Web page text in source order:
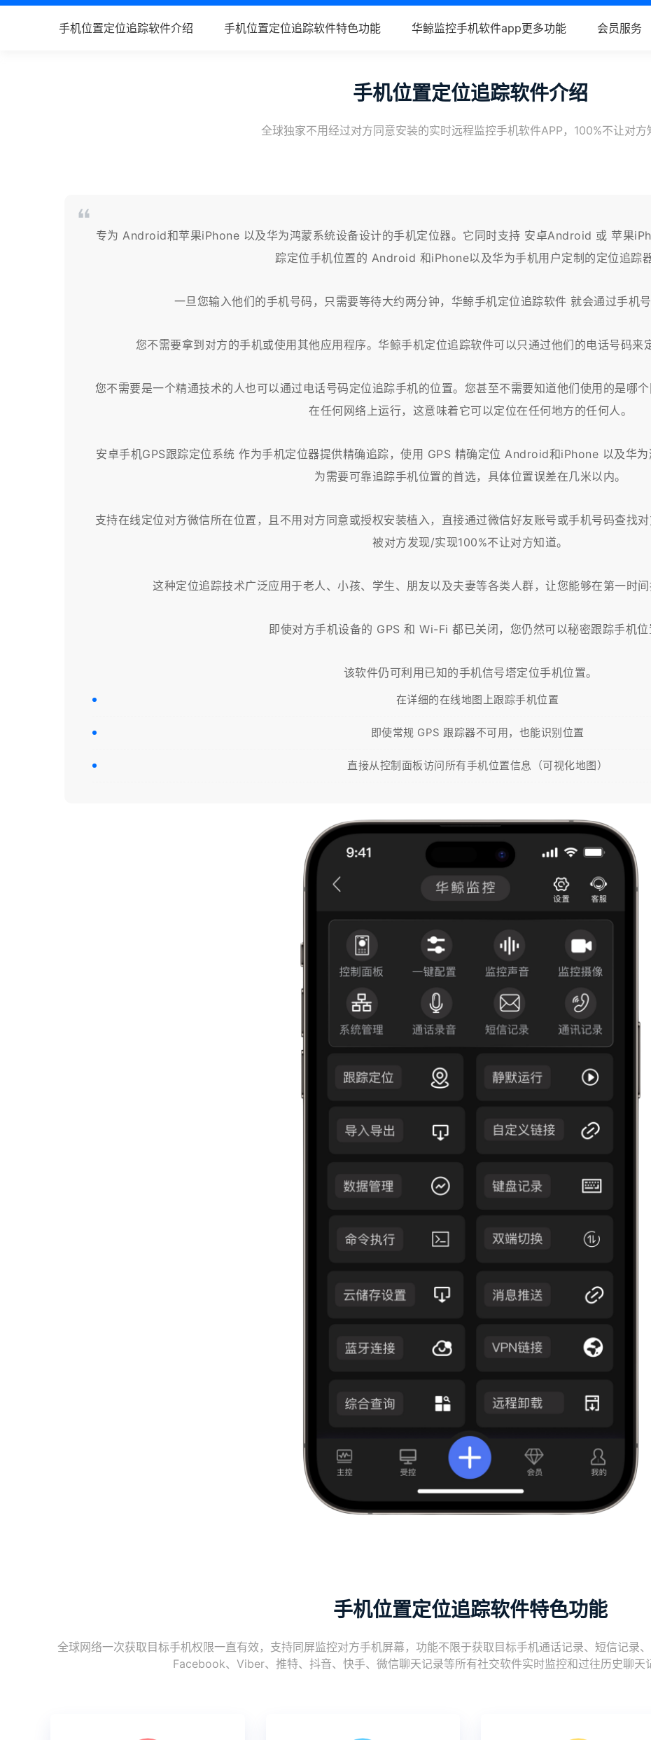
手机位置定位追踪软件介绍 手机位置定位追踪软件特色功能 华鲸监控手机软件app更多功能 会员服务
手机位置定位追踪软件介绍
全球独家不用经过对方同意安装的实时远程监控手机软件APP，100%不让对方
专为 Android和苹果iPhone 以及华为鸿蒙系统设备设计的手机定位器。它同时支持 安卓Android 或 苹果
踪定位手机位置的 Android 和iPhone以及华为手机用户定制的定位追踪器
一旦您输入他们的手机号码，只需要等待大约两分钟，华鲸手机定位追踪软件 就会通过手机号
您不需要拿到对方的手机或使用其他应用程序。华鲸手机定位追踪软件可以只通过他们的电话号码来
您不需要是一个精通技术的人也可以通过电话号码定位追踪手机的位置。您甚至不需要知道他们使用的是哪
在任何网络上运行，这意味着它可以定位在任何地方的任何人。
安卓手机GPS跟踪定位系统 作为手机定位器提供精确追踪，使用 GPS 精确定位 Android和iPhone 以及华
为需要可靠追踪手机位置的首选，具体位置误差在几米以内。
支持在线定位对方微信所在位置，且不用对方同意或授权安装植入，直接通过微信好友账号或手机号码查找
被对方发现/实现100%不让对方知道。
这种定位追踪技术广泛应用于老人、小孩、学生、朋友以及夫妻等各类人群，让您能够在第一时间
即使对方手机设备的 GPS 和 Wi-Fi 都已关闭，您仍然可以秘密跟踪手机位
该软件仍可利用已知的手机信号塔定位手机位置。
在详细的在线地图上跟踪手机位置
即使常规 GPS 跟踪器不可用，也能识别位置
直接从控制面板访问所有手机位置信息（可视化地图）
手机位置定位追踪软件特色功能
全球网络一次获取目标手机权限一直有效，支持同屏监控对方手机屏幕，功能不限于获取目标手机通话记录、短信记录
Facebook、Viber、推特、抖音、快手、微信聊天记录等所有社交软件实时监控和过往历史聊天